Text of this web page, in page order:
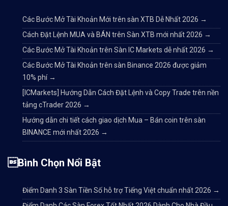
Các Bước Mở Tài Khoản Mới trên sàn XTB Dễ Nhất 2026 →
Cách Đặt Lệnh MUA và BÁN trên Sàn XTB mới nhất 2026 →
Các Bước Mở Tài Khoản trên Sàn IC Markets dễ nhất 2026 →
Các Bước Mở Tài Khoản trên sàn Binance 2026 được giảm
10% phí →
[ICMarkets] Hướng Dẫn Cách Đặt Lệnh và Copy Trade trên nền
tảng cTrader 2026 →
Hướng dẫn chi tiết cách giao dịch Mua – Bán coin trên sàn
BINANCE mới nhất 2026 →
Bình Chọn Nổi Bật
Điểm Danh 3 Sàn Tiền Số hỗ trợ Tiếng Việt chuẩn nhất 2026 →